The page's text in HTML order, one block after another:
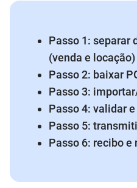
Passo 1: separar
(venda e locação)
Passo 2: baixar
Passo 3:
Passo 4: validar
Passo 5:
Passo 6: recibo e